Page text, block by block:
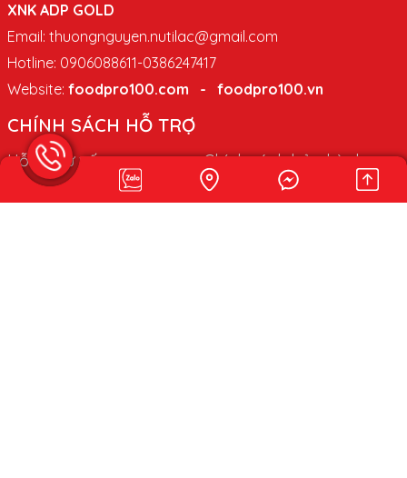
XNK ADP GOLD
Email: thuongnguyen.nutilac@gmail.com
Hotline: 0906088611-0386247417
Website: foodpro100.com - foodpro100.vn
CHÍNH SÁCH HỖ TRỢ
Hỗ trợ tư vấn
Chính sách bảo hành
Chính sách bảo mật
Chính sách bảo mật